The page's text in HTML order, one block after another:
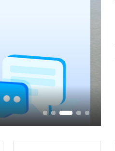
近万吨国产平板驳船从张家港启航运往荷兰